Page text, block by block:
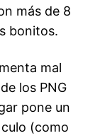
más de 8
bonitos.
mal
los PNG
pone un
(como